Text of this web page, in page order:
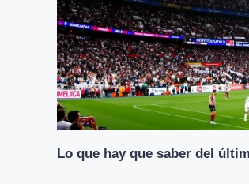
Lo que hay que saber del